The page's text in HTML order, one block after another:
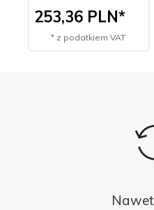
253,36 PLN*
* z podatkiem VAT
Nawet